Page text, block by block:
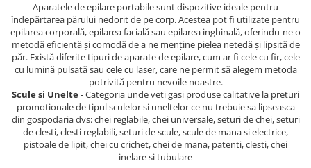
Aparatele de epilare portabile sunt dispozitive ideale pentru
îndepărtarea părului nedorit de pe corp. Acestea pot fi utilizate pentru
epilarea corporală, epilarea facială sau epilarea inghinală, oferindu-ne o
metodă eficientă și comodă de a ne menține pielea netedă și lipsită de
păr. Există diferite tipuri de aparate de epilare, cum ar fi cele cu fir, cele
cu lumină pulsată sau cele cu laser, care ne permit să alegem metoda
potrivită pentru nevoile noastre.
Scule si Unelte- Categoria unde veti gasi produse calitative la preturi
promotionale de tipul sculelor si uneltelor ce nu trebuie sa lipseasca
din gospodaria dvs: chei reglabile, chei universale, seturi de chei, seturi
de clesti, clesti reglabili, seturi de scule, scule de mana si electrice,
pistoale de lipit, chei cu crichet, chei de mana, patenti, clesti, chei
inelare si tubulare